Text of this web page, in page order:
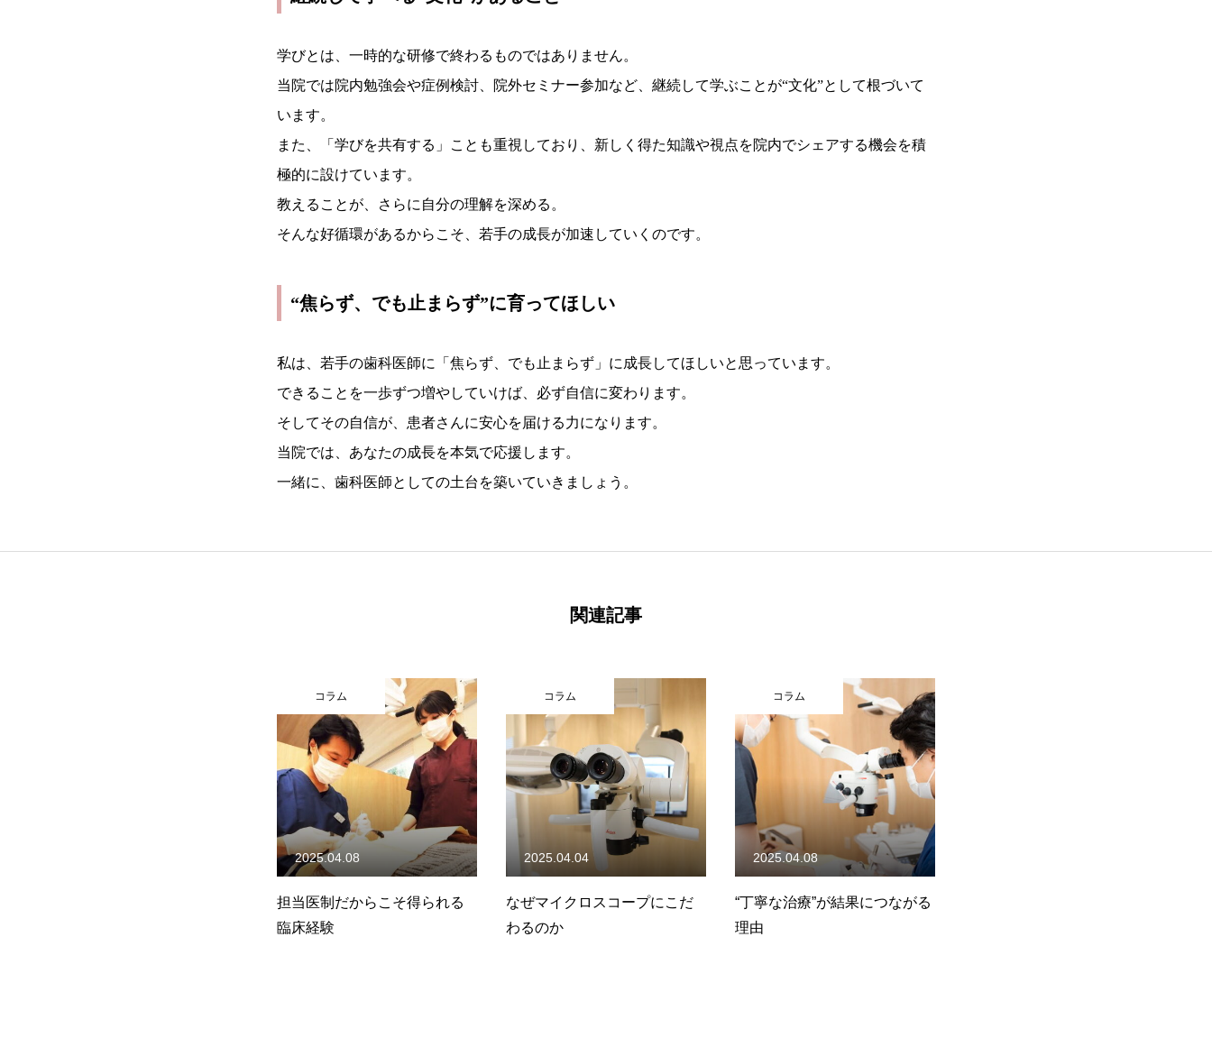
歯科助手の1日
院内見学・面接応募フォーム
学びとは、一時的な研修で終わるものではありません。
当院では院内勉強会や症例検討、院外セミナー参加など、継続して学ぶことが“文化”として根づいて
います。
また、「学びを共有する」ことも重視しており、新しく得た知識や視点を院内でシェアする機会を積
極的に設けています。
教えることが、さらに自分の理解を深める。
そんな好循環があるからこそ、若手の成長が加速していくのです。
“焦らず、でも止まらず”に育ってほしい
私は、若手の歯科医師に「焦らず、でも止まらず」に成長してほしいと思っています。
できることを一歩ずつ増やしていけば、必ず自信に変わります。
そしてその自信が、患者さんに安心を届ける力になります。
当院では、あなたの成長を本気で応援します。
一緒に、歯科医師としての土台を築いていきましょう。
関連記事
コラム
担当医制だからこそ得られる
臨床経験
2025.04.08
コラム
なぜマイクロスコープにこだ
わるのか
2025.04.04
コラム
“丁寧な治療”が結果につながる
理由
2025.04.08